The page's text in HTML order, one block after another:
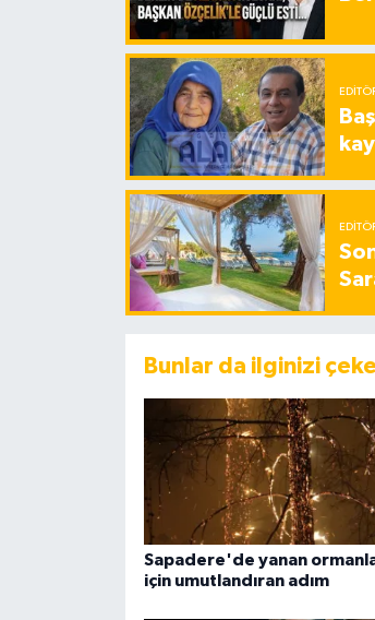
Bunlar da ilginizi
Sapadere'de yanan
için umutlandıran adım